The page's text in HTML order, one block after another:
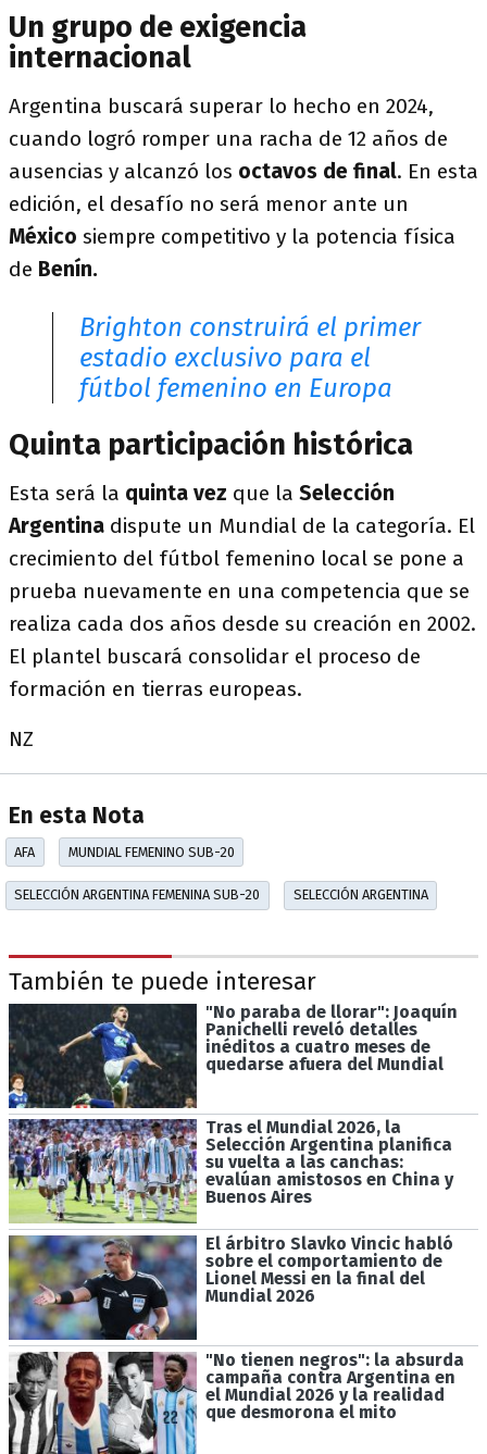
Un grupo de exigencia
internacional
Argentina buscará superar lo hecho en 2024,
cuando logró romper una racha de 12 años de
ausencias y alcanzó los octavos de final. En esta
edición, el desafío no será menor ante un
México siempre competitivo y la potencia física
de Benín.
Brighton construirá el primer
estadio exclusivo para el
fútbol femenino en Europa
Quinta participación histórica
Esta será la quinta vez que la Selección
Argentina dispute un Mundial de la categoría. El
crecimiento del fútbol femenino local se pone a
prueba nuevamente en una competencia que se
realiza cada dos años desde su creación en 2002.
El plantel buscará consolidar el proceso de
formación en tierras europeas.
NZ
En esta Nota
AFA MUNDIAL FEMENINO SUB-20
SELECCIÓN ARGENTINA FEMENINA SUB-20 SELECCIÓN ARGENTINA
También te puede interesar
"No paraba de llorar": Joaquín
Panichelli reveló detalles
inéditos a cuatro meses de
quedarse afuera del Mundial
Tras el Mundial 2026, la
Selección Argentina planifica
su vuelta a las canchas:
evalúan amistosos en China y
Buenos Aires
El árbitro Slavko Vincic habló
sobre el comportamiento de
Lionel Messi en la final del
Mundial 2026
"No tienen negros": la absurda
campaña contra Argentina en
el Mundial 2026 y la realidad
que desmorona el mito